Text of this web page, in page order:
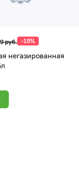
руб. -19%
негазированная